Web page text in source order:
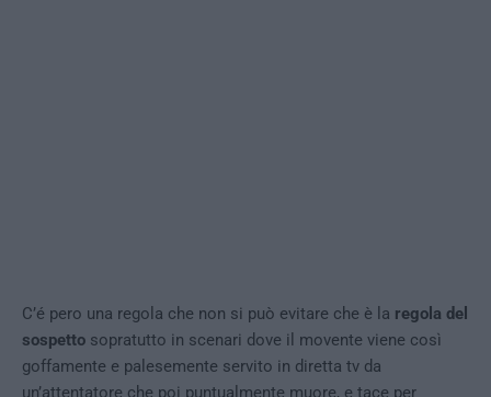
C’é pero una regola che non si può evitare che è la regola del
sospetto sopratutto in scenari dove il movente viene così
goffamente e palesemente servito in diretta tv da